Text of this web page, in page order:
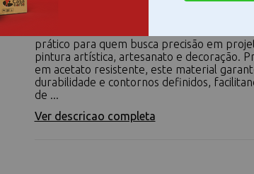
Stencil de Acetato para Pintura 07x15 cm
prático para quem busca precisão em
pintura artística, artesanato e decoração.
em acetato resistente, este material
durabilidade e contornos definidos,
de ...
Ver descricao completa